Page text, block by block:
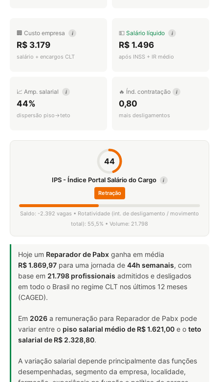
🏢 Custo empresa i
R$ 3.179
salário + encargos CLT
💵 Salário líquido i
R$ 1.496
após INSS + IR médio
📈 Amp. salarial i
44%
dispersão piso→teto
🔥 Índ. contratação i
0,80
mais desligamentos
44
IPS - Índice Portal Salário do Cargo i
Retração
Saldo: -2.392 vagas • Rotatividade (int. de desligamento / movimento
total): 55,5% • Volume: 21.798
Hoje um Reparador de Pabx ganha em média
R$ 1.869,97 para uma jornada de 44h semanais, com
base em 21.798 profissionais admitidos e desligados
em todo o Brasil no regime CLT nos últimos 12 meses
(CAGED).
Em 2026 a remuneração para Reparador de Pabx pode
variar entre o piso salarial médio de R$ 1.621,00 e o teto
salarial de R$ 2.328,80.
A variação salarial depende principalmente das funções
desempenhadas, segmento da empresa, localidade,